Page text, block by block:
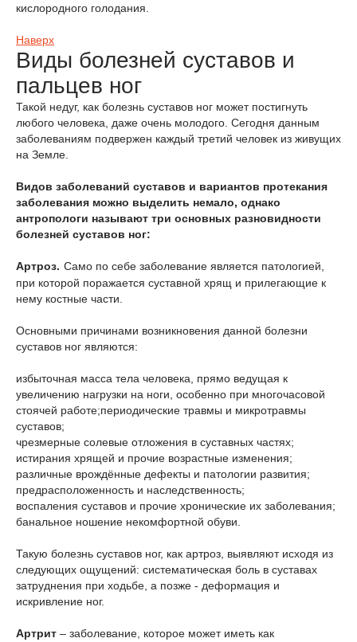
кислородного голодания.
Наверх
Виды болезней суставов и
пальцев ног
Такой недуг, как болезнь суставов ног может постигнуть
любого человека, даже очень молодого. Сегодня данным
заболеваниям подвержен каждый третий человек из живущих
на Земле.
Видов заболеваний суставов и вариантов протекания
заболевания можно выделить немало, однако
антропологи называют три основных разновидности
болезней суставов ног:
Артроз.Само по себе заболевание является патологией,
при которой поражается суставной хрящ и прилегающие к
нему костные части.
Основными причинами возникновения данной болезни
суставов ног являются:
избыточная масса тела человека, прямо ведущая к
увеличению нагрузки на ноги, особенно при многочасовой
стоячей работе;периодические травмы и микротравмы
суставов;
чрезмерные солевые отложения в суставных частях;
истирания хрящей и прочие возрастные изменения;
различные врождённые дефекты и патологии развития;
предрасположенность и наследственность;
воспаления суставов и прочие хронические их заболевания;
банальное ношение некомфортной обуви.
Такую болезнь суставов ног, как артроз, выявляют исходя из
следующих ощущений: систематическая боль в суставах
затруднения при ходьбе, а позже - деформация и
искривление ног.
Артрит – заболевание, которое может иметь как